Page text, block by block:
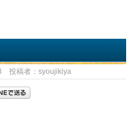
投稿者：syoujikiya